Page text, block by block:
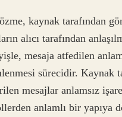
kaynak tarafından
alıcı tarafından
mesaja atfedilen
sürecidir. Kaynak
mesajlar anlamsız
anlamlı bir yapıya